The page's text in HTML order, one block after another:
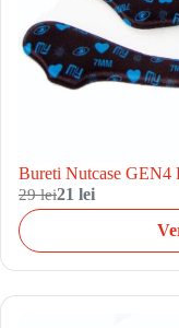
Bureti Nutcase
29 lei21 lei